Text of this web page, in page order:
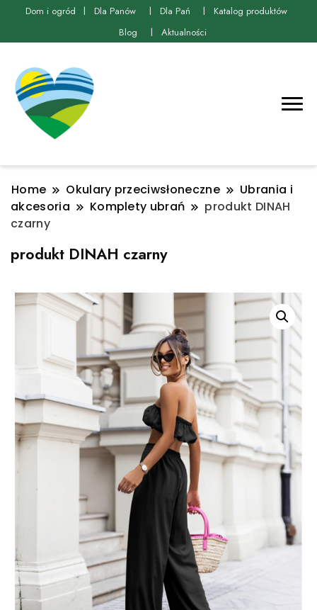
Dom i ogród Dla Panów Dla Pań
Katalog produktów
Blog
Aktualności
Home Okulary przeciwsłoneczne
Ubrania i
akcesoria
Komplety ubrań
produkt DINAH
czarny
produkt DINAH czarny